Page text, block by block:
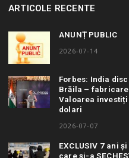
ARTICOLE RECENTE
ANUNȚ PUBLIC
2026-07-14
Forbes: India
Brăila –
Valoarea
dolari
2026-07-07
EXCLUSIV 7 ani
care și-a